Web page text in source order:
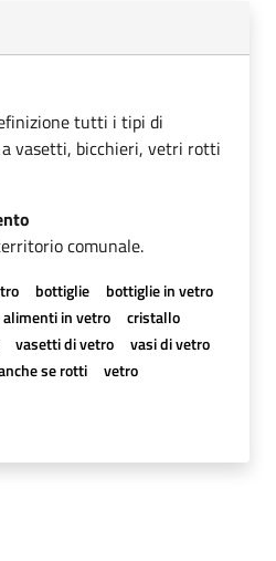
tutti i tipi di
vasetti, bicchieri, vetri rotti
comunale.
bottiglie
bottiglie in vetro
in vetro
cristallo
vasetti di vetro
vasi di vetro
se rotti vetro